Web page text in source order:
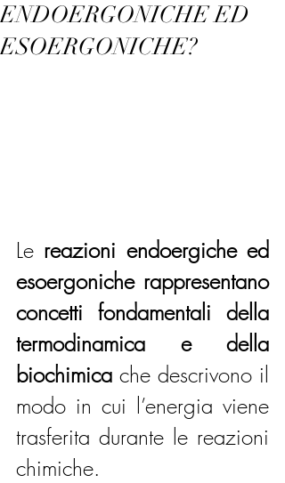
ENDOERGONICHE ED
ESOERGONICHE?
Le reazioni endoergiche ed
esoergoniche rappresentano
concetti fondamentali della
termodinamica e della
biochimica che descrivono il
modo in cui l’energia viene
trasferita durante le reazioni
chimiche.